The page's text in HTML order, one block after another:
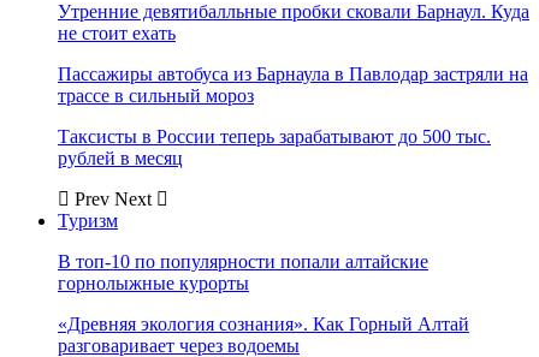
Утренние девятибалльные пробки сковали Барнаул. Куда
не стоит ехать
Пассажиры автобуса из Барнаула в Павлодар застряли на
трассе в сильный мороз
Таксисты в России теперь зарабатывают до 500 тыс.
рублей в месяц
Prev Next
Туризм
В топ-10 по популярности попали алтайские
горнолыжные курорты
«Древняя экология сознания». Как Горный Алтай
разговаривает через водоемы